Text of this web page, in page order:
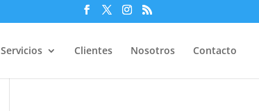
Servicios Clientes Nosotros Contacto